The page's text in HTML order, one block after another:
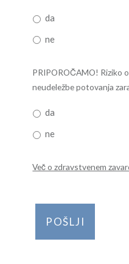
da
ne
PRIPOROČAMO! Riziko
neudeležbe potovanja
da
ne
Več o zdravstvenem